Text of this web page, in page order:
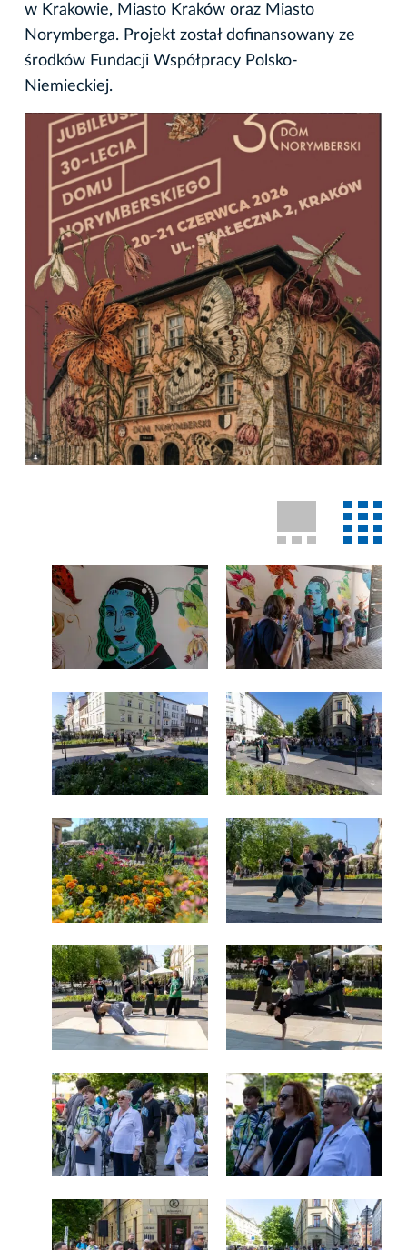
w Krakowie, Miasto Kraków oraz Miasto
Norymberga. Projekt został dofinansowany ze
środków Fundacji Współpracy Polsko-
Niemieckiej.